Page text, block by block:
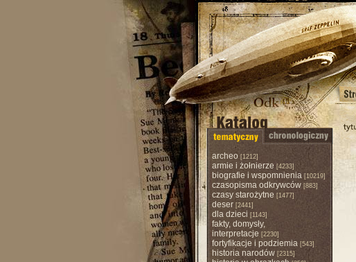
archeo [1212]
armie i żołnierze [4233]
biografie i wspomnienia[10219]
czasopisma odkrywców[883]
czasy starożytne [1477]
deser[2441]
dla dzieci [1143]
fakty, domysły,
interpretacje [2230]
fortyfikacje i podziemia[543]
historia narodów[2315]